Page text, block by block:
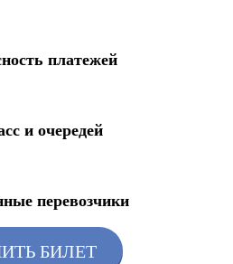
платежей
и очередей
перевозчики
БИЛЕТ